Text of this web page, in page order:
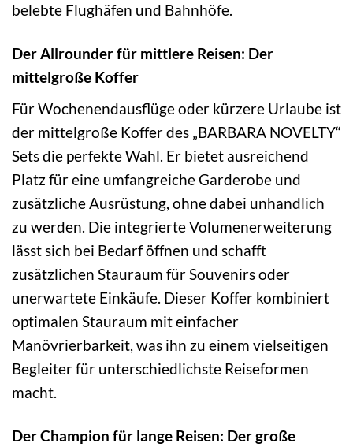
belebte Flughäfen und Bahnhöfe.
Der Allrounder für mittlere Reisen: Der
mittelgroße Koffer
Für Wochenendausflüge oder kürzere Urlaube ist
der mittelgroße Koffer des „BARBARA NOVELTY“
Sets die perfekte Wahl. Er bietet ausreichend
Platz für eine umfangreiche Garderobe und
zusätzliche Ausrüstung, ohne dabei unhandlich
zu werden. Die integrierte Volumenerweiterung
lässt sich bei Bedarf öffnen und schafft
zusätzlichen Stauraum für Souvenirs oder
unerwartete Einkäufe. Dieser Koffer kombiniert
optimalen Stauraum mit einfacher
Manövrierbarkeit, was ihn zu einem vielseitigen
Begleiter für unterschiedlichste Reiseformen
macht.
Der Champion für lange Reisen: Der große